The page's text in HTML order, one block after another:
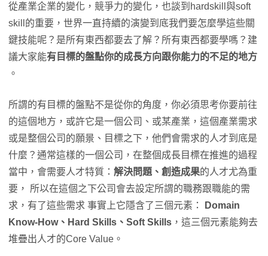
從產業企業的變化，競爭力的變化，也談到hardskill與soft
skill的重要，世界一直持續的演變到底我們要怎麼學這些關
鍵技能呢？是所有東西都要去了解？所有東西都要學嗎？建
議大家能有目標的盤點你的成長方向跟你能力的不足的地方
。
所謂的有目標的盤點不是從你的角度，你必須思考你要前往
的這個地方，或許它是一個公司、或某產業，這個產業需求
或是整個公司的願景、目標之下，他們會需求的人才到底是
什麼？通常這樣的一個公司，在整個成長目標在推進的過程
當中，會需要人才特質： 解決問題、創造成果的人才尤為重
要， 所以在這個之下公司會去設定所謂的職務跟職能的需
求，有了這些需求 事實上它隱含了三個元素：
Domain
Know-How、Hard Skills、Soft Skills ，這三個元素能夠去
堆疊出人才的Core Value。